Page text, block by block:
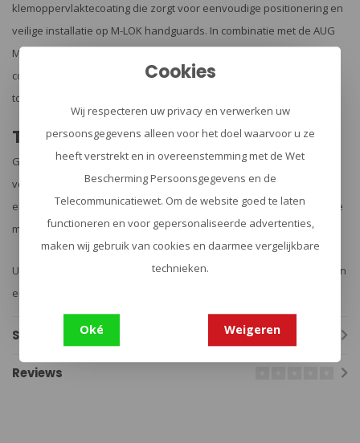
klemoppervlaktecoating die zorgt voor eenvoudige positionering en
veilige installatie op M-LOK handguards. In combinatie met de AUG
M-LOK Handguard van Clawgear kan de rail ook dienen als
compacte hitteschild - een praktische extra functie voor specifieke
toepassingen.
Technisch superieur
Gemaakt van hoogwaardig aluminium en hard geanodiseerd
volgens MIL-8625-F Type III, Class II, voldoet de rail aan de hoogste
eisen van duurzaamheid en corrosiebestendigheid - zelfs onder de
meest veeleisende omstandigheden.
Upgrade je wapensysteem vandaag nog met deze veelzijdige rail en
ervaar het verschil in functionaliteit en gebruiksgemak!
Specificaties
Reviews
Cookies
Wij respecteren uw privacy en verwerken uw
persoonsgegevens alleen voor het doel waarvoor u ze
heeft verstrekt en in overeenstemming met de Wet
Bescherming Persoonsgegevens en de
Telecommunicatiewet. Om de website goed te laten
functioneren en voor gepersonaliseerde advertenties,
maken wij gebruik van cookies en daarmee vergelijkbare
technieken.
Oké Weigeren